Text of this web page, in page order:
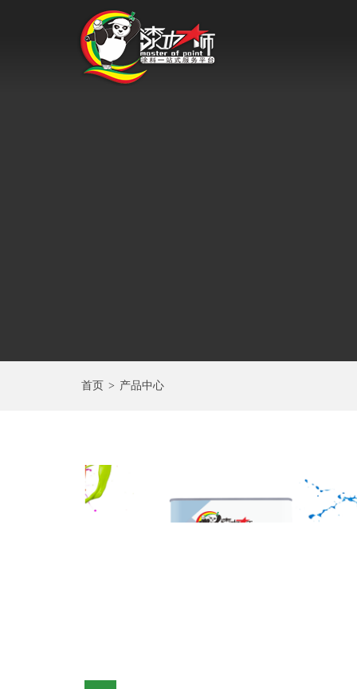
首页 > 产品中心